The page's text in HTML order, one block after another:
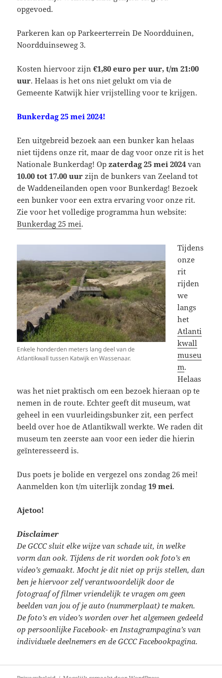
opgevoed.
Parkeren kan op Parkeerterrein De Noordduinen,
Noordduinseweg 3.
Kosten hiervoor zijn€1,80 euro per uur, t/m 21:00
uur. Helaas is het ons niet gelukt om via de
Gemeente Katwijk hier vrijstelling voor te krijgen.
Bunkerdag 25 mei 2024!
Een uitgebreid bezoek aan een bunker kan helaas
niet tijdens onze rit, maar de dag voor onze rit is het
Nationale Bunkerdag! Opzaterdag 25 mei 2024 van
10.00 tot 17.00 uur zijn de bunkers van Zeeland tot
de Waddeneilanden open voor Bunkerdag! Bezoek
een bunker voor een extra ervaring voor onze rit.
Zie voor het volledige programma hun website:
Bunkerdag 25 mei.
Enkele honderden meters lang deel van de
Atlantikwall tussen Katwijk en Wassenaar.
Tijdens
onze
rit
rijden
we
langs
het
Atlanti
kwall
museu
m.
Helaas
was het niet praktisch om een bezoek hieraan op te
nemen in de route. Echter geeft dit museum, wat
geheel in een vuurleidingsbunker zit, een perfect
beeld over hoe de Atlantikwall werkte. We raden dit
museum ten zeerste aan voor een ieder die hierin
geïnteresseerd is.
Dus poets je bolide en vergezel ons zondag 26 mei!
Aanmelden kon t/m uiterlijk zondag19 mei.
Ajetoo!
Disclaimer
De GCCC sluit elke wijze van schade uit, in welke
vorm dan ook. Tijdens de rit worden ook foto’s en
video’s gemaakt. Mocht je dit niet op prijs stellen, dan
ben je hiervoor zelf verantwoordelijk door de
fotograaf of filmer vriendelijk te vragen om geen
beelden van jou of je auto (nummerplaat) te maken.
De foto’s en video’s worden over het algemeen gedeeld
op persoonlijke Facebook- en Instagrampagina’s van
individuele deelnemers en de GCCC Facebookpagina.